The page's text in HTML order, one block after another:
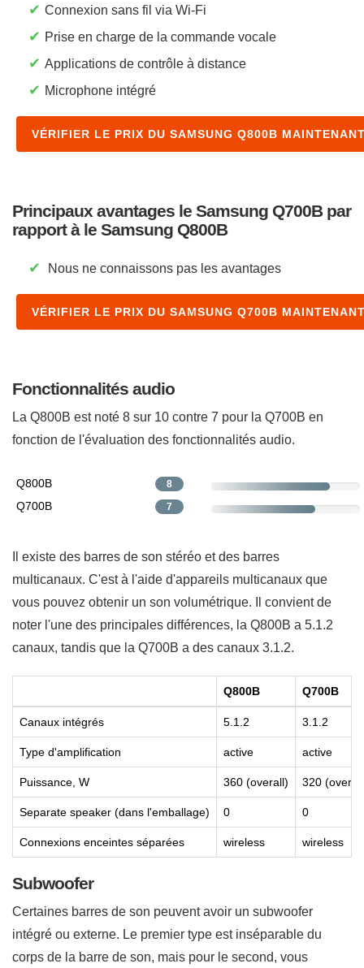
✔ Connexion sans fil via Wi-Fi
✔ Prise en charge de la commande vocale
✔ Applications de contrôle à distance
✔ Microphone intégré
VÉRIFIER LE PRIX DU SAMSUNG Q800B
Principaux avantages le Samsung Q700B par
rapport à le Samsung Q800B
✔ Nous ne connaissons pas les avantages
VÉRIFIER LE PRIX DU SAMSUNG Q700B
Fonctionnalités audio
La Q800B est noté 8 sur 10 contre 7 pour la Q700B en
fonction de l'évaluation des fonctionnalités audio.
Q800B 8
Q700B 7
Il existe des barres de son stéréo et des barres
multicanaux. C'est à l'aide d'appareils multicanaux que
vous pouvez obtenir un son volumétrique. Il convient de
noter l'une des principales différences, la Q800B a 5.1.2
canaux, tandis que la Q700B a des canaux 3.1.2.
Q800B Q700B
Canaux intégrés 5.1.2 3.1.2
Type d'amplification active active
Puissance, W 360 (overall) 320
Separate speaker (dans l'emballage) 0 0
Connexions enceintes séparées wireless wireless
Subwoofer
Certaines barres de son peuvent avoir un subwoofer
intégré ou externe. Le premier type est inséparable du
corps de la barre de son, mais pour le second, vous